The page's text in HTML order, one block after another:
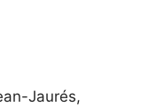
Jaurés,